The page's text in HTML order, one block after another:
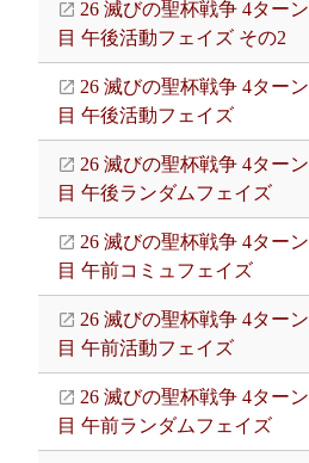
26 滅びの聖杯戦争 4ターン
目 午後活動フェイズ その2
26 滅びの聖杯戦争 4ターン
目 午後活動フェイズ
26 滅びの聖杯戦争 4ターン
目 午後ランダムフェイズ
26 滅びの聖杯戦争 4ターン
目 午前コミュフェイズ
26 滅びの聖杯戦争 4ターン
目 午前活動フェイズ
26 滅びの聖杯戦争 4ターン
目 午前ランダムフェイズ